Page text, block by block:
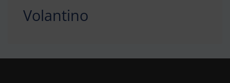
Volantino